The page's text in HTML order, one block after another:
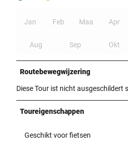
Jan Feb Maa Apr
Aug Sep Okt
Routebewegwijzering
Diese Tour ist nicht ausgeschildert
Toureigenschappen
Geschikt voor fietsen